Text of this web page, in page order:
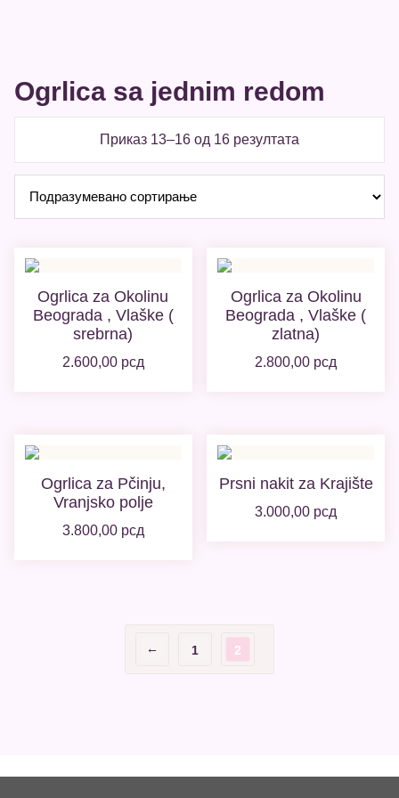
Ogrlica sa jednim redom
Приказ 13–16 од 16 резултата
Ogrlica za Okolinu
Beograda , Vlaške (
srebrna)
2.600,00 рсд
Ogrlica za Okolinu
Beograda , Vlaške (
zlatna)
2.800,00 рсд
Ogrlica za Pčinju,
Vranjsko polje
3.800,00 рсд
Prsni nakit za Krajište
3.000,00 рсд
← 1 2